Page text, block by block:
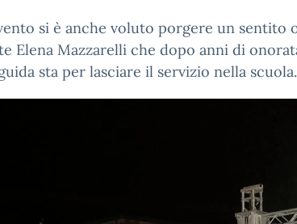
si è anche voluto porgere un sentito
Elena Mazzarelli che dopo anni di
sta per lasciare il servizio nella scuola.